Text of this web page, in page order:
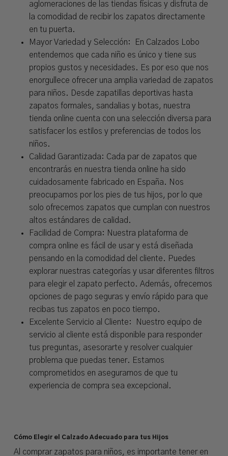
aglomeraciones de las tiendas físicas y disfruta de
la comodidad de recibir los zapatos directamente
en tu puerta.
Mayor Variedad y Selección: En Calzados Lobo
entendemos que cada niño es único y tiene sus
propios gustos y necesidades. Es por eso que nos
enorgullece ofrecer una amplia variedad de zapatos
para niños. Desde zapatillas deportivas hasta
zapatos formales, sandalias y botas, nuestra
tienda online cuenta con una selección diversa para
satisfacer los estilos y preferencias de todos los
niños.
Calidad Garantizada: Cada par de zapatos que
encontrarás en nuestra tienda online ha sido
cuidadosamente fabricado en España. Nos
preocupamos por los pies de tus hijos, por lo que
solo ofrecemos zapatos que cumplan con nuestros
altos estándares de calidad.
Facilidad de Compra: Nuestra plataforma de
compra online es fácil de usar y está diseñada
pensando en la comodidad del cliente. Puedes
explorar nuestras categorías y usar diferentes filtros
para elegir el zapato perfecto. Además, ofrecemos
opciones de pago seguras y envío rápido para que
recibas tus zapatos en poco tiempo.
Excelente Servicio al Cliente: Nuestro equipo de
servicio al cliente está disponible para responder
tus preguntas, asesorarte y resolver cualquier
problema que puedas tener. Estamos
comprometidos en asegurarnos de que tu
experiencia de compra sea excepcional.
Cómo Elegir el Calzado Adecuado para tus Hijos
Al comprar zapatos para niños, es importante tener en